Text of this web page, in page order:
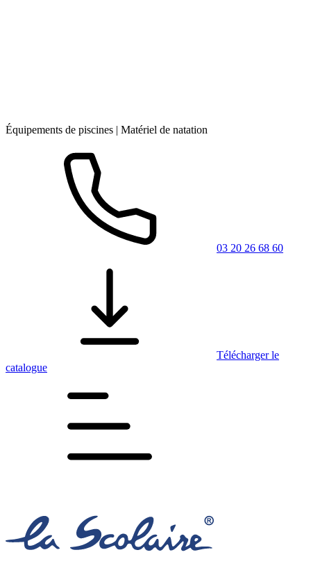
Équipements de piscines | Matériel de natation
03 20 26 68 60
Télécharger le
catalogue